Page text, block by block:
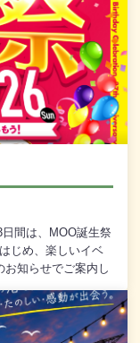
間は、MOO誕生祭
じめ、楽しいイベ
お知らせでご案内し